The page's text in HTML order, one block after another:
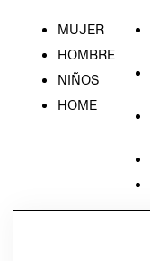
MUJER
HOMBRE
NIÑOS
HOME